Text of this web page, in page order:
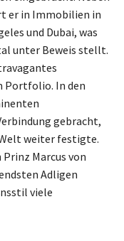
er in Immobilien in
und Dubai, was
unter Beweis stellt.
Portfolio. In den
gebracht,
weiter festigte.
Marcus von
Adligen
viele